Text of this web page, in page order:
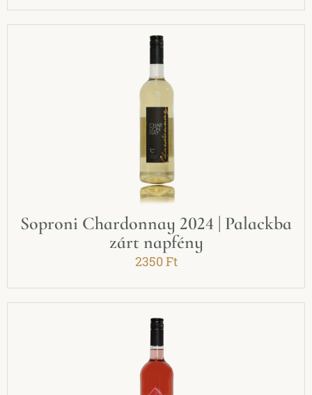
Soproni Chardonnay 2024 | Palackba
zárt napfény
2350Ft